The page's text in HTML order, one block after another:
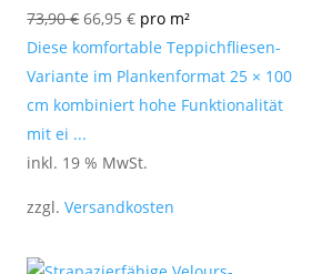
73,90€Ursprünglicher
Preis
war:
73,90 €
66,95€Aktueller
Preis
ist:
66,95 €.
pro m²
Diese komfortable Teppichfliesen-
Variante im Plankenformat 25 × 100
cm kombiniert hohe Funktionalität
mit ei ...
inkl. 19 % MwSt.
zzgl.Versandkosten